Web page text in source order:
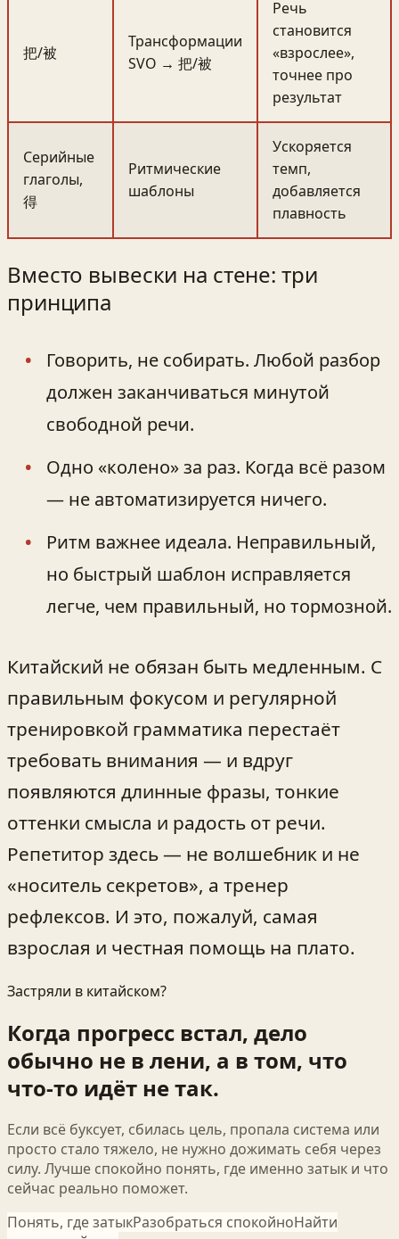
把/被
Трансформации
SVO → 把/被
Речь
становится
«взрослее»,
точнее про
результат
Серийные
глаголы,
得
Ритмические
шаблоны
Ускоряется
темп,
добавляется
плавность
Вместо вывески на стене: три
принципа
Говорить, не собирать. Любой разбор
должен заканчиваться минутой
свободной речи.
Одно «колено» за раз. Когда всё разом
— не автоматизируется ничего.
Ритм важнее идеала. Неправильный,
но быстрый шаблон исправляется
легче, чем правильный, но тормозной.
Китайский не обязан быть медленным. С
правильным фокусом и регулярной
тренировкой грамматика перестаёт
требовать внимания — и вдруг
появляются длинные фразы, тонкие
оттенки смысла и радость от речи.
Репетитор здесь — не волшебник и не
«носитель секретов», а тренер
рефлексов. И это, пожалуй, самая
взрослая и честная помощь на плато.
Застряли в китайском?
Когда прогресс встал, дело
обычно не в лени, а в том, что
что-то идёт не так.
Если всё буксует, сбилась цель, пропала система или
просто стало тяжело, не нужно дожимать себя через
силу. Лучше спокойно понять, где именно затык и что
сейчас реально поможет.
Понять, где затыкРазобраться спокойноНайти